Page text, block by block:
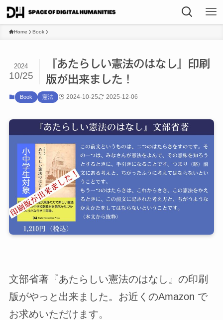
Home Book
『あたらしい憲法のはなし』印刷
版が出来ました！
2024
10/25
Book 憲法 2024-10-25 2025-12-06
文部省著『あたらしい憲法のはなし』の印刷
版がやっと出来ました。お近くのAmazon で
お求めいただけます。